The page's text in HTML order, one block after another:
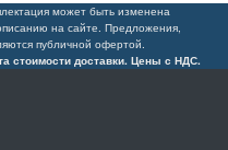
может быть изменена
на сайте. Предложения,
публичной офертой.
стоимости доставки. Цены с НДС.